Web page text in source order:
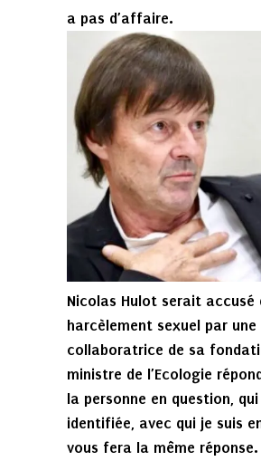
a pas d’affaire.
Nicolas Hulot serait accusé
harcèlement sexuel par une
collaboratrice de sa
ministre de l’Ecologie
la personne en question,
identifiée, avec qui je suis
vous fera la même réponse.